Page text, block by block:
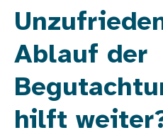
Bild
Ablauf der
hilft